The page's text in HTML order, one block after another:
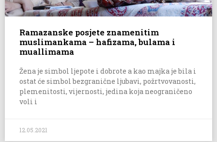
Ramazanske posjete znamenitim
muslimankama – hafizama, bulama i
muallimama
Žena je simbol ljepote i dobrote a kao majka je bila i
ostat će simbol bezgranične ljubavi, požrtvovanosti,
plemenitosti, vijernosti, jedina koja neograničeno
voli i
12.05.2021